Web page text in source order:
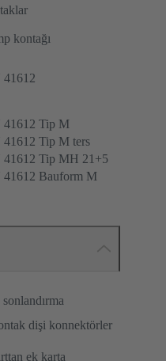
kontağı
41612 Tip M
Tip M ters
41612 Tip MH 21+5
41612 Bauform M
dişi konnektörler
ek karta